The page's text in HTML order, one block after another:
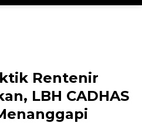
Rentenir
LBH CADHAS